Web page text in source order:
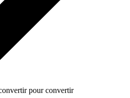
pour convertir